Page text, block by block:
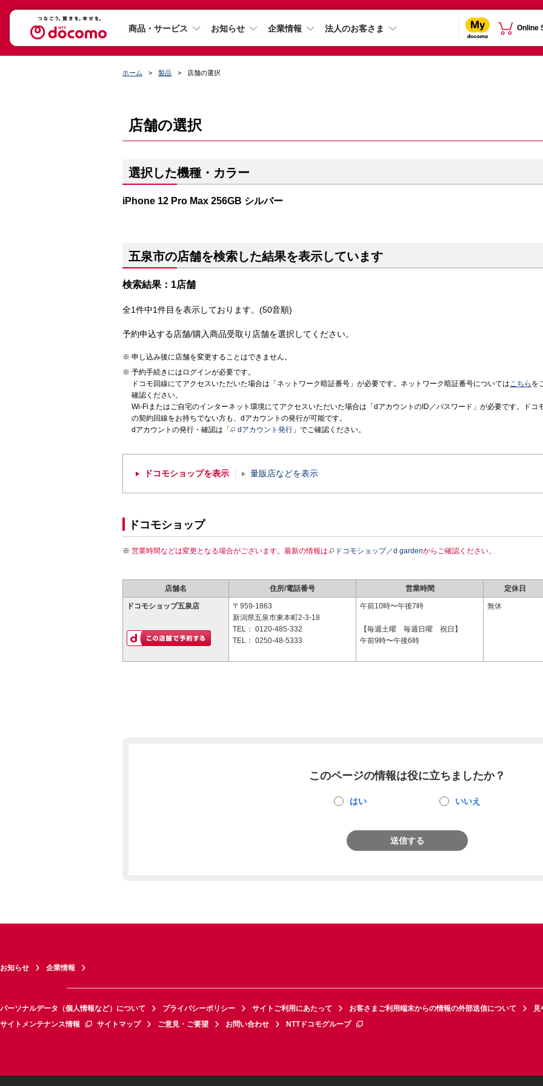
商品・サービス お知らせ 企業情報 法人のお客さま Online
ホーム 製品 店舗の選択
店舗の選択
選択した機種・カラー
iPhone 12 Pro Max 256GB シルバー
五泉市の店舗を検索した結果を表示しています
検索結果：1店舗
全1件中1件目を表示しております。(50音順)
予約申込する店舗/購入商品受取り店舗を選択してください。
申し込み後に店舗を変更することはできません。
予約手続きにはログインが必要です。
ドコモ回線にてアクセスいただいた場合は「ネットワーク暗証番号」が必要です。ネットワーク暗証番号についてはこちら を
確認ください。
Wi-Fiまたはご自宅のインターネット環境にてアクセスいただいた場合は「dアカウントのID／パスワード」が必要です。ドコ
の契約回線をお持ちでない方も、dアカウントの発行が可能です。
dアカウントの発行・確認は「
dアカウント発行 」でご確認ください。
ドコモショップを表示 量販店などを表示
ドコモショップ
営業時間などは変更となる場合がございます。最新の情報は ドコモショップ／d gardenからご確認ください。
店舗名 住所/電話番号 営業時間 定休日
ドコモショップ五泉店
〒959-1863
新潟県五泉市東本町2-3-18
TEL： 0120-485-332
TEL： 0250-48-5333
午前10時〜午後7時
【毎週土曜 毎週日曜 祝日】
午前9時〜午後6時
無休
このページの情報は役に立ちましたか？
はい いいえ
送信する
お知らせ 企業情報
パーソナルデータ（個人情報など）について プライバシーポリシー サイトご利用にあたって お客さまご利用端末からの情報の外部送信について
見
サイトメンテナンス情報
サイトマップ ご意見・ご要望 お問い合わせ NTTドコモグループ